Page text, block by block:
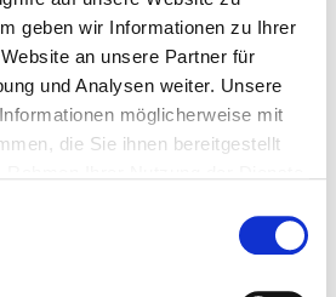
geben wir Informationen zu Ihrer
an unsere Partner für
und Analysen weiter. Unsere
möglicherweise mit
die Sie ihnen bereitgestellt
- Scherenhebebühne -...